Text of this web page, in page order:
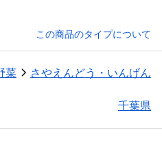
この商品のタイプについて
菜 さやえんどう・いんげん
千葉県